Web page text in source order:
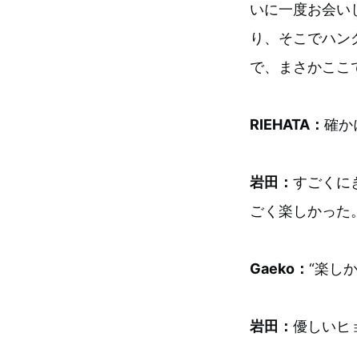
いに一度お会い
り、そこでハ
で、まさかここ
RIEHATA： 確か
岩田： すごくに
ごく楽しかった。
Gaeko： “楽し
岩田： 優しいヒ